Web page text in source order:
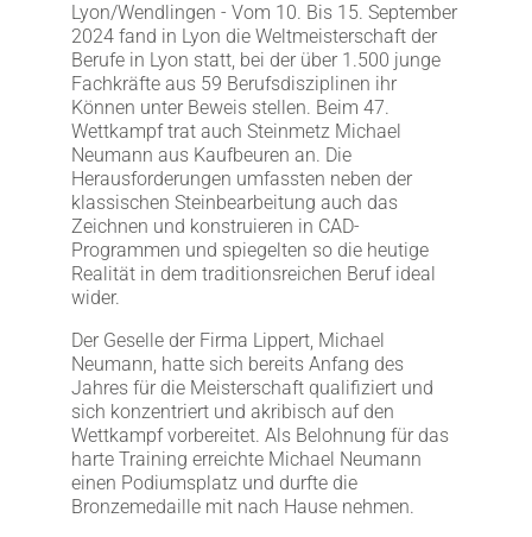
Lyon/Wendlingen - Vom 10. Bis 15. September
2024 fand in Lyon die Weltmeisterschaft der
Berufe in Lyon statt, bei der über 1.500 junge
Fachkräfte aus 59 Berufsdisziplinen ihr
Können unter Beweis stellen. Beim 47.
Wettkampf trat auch Steinmetz Michael
Neumann aus Kaufbeuren an. Die
Herausforderungen umfassten neben der
klassischen Steinbearbeitung auch das
Zeichnen und konstruieren in CAD-
Programmen und spiegelten so die heutige
Realität in dem traditionsreichen Beruf ideal
wider.
Der Geselle der Firma Lippert, Michael
Neumann, hatte sich bereits Anfang des
Jahres für die Meisterschaft qualifiziert und
sich konzentriert und akribisch auf den
Wettkampf vorbereitet. Als Belohnung für das
harte Training erreichte Michael Neumann
einen Podiumsplatz und durfte die
Bronzemedaille mit nach Hause nehmen.